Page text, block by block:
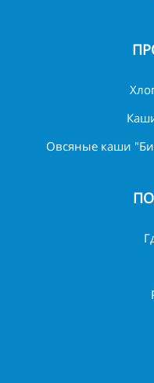
Овсяные каши